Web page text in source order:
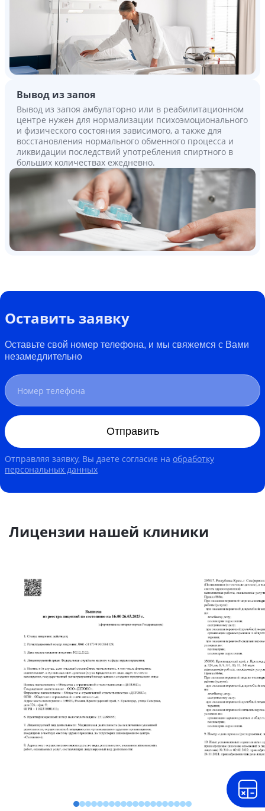
Вывод из запоя
Вывод из запоя амбулаторно или в реабилитационном
центре нужен для нормализации психоэмоционального
и физического состояния зависимого, а также для
восстановления нормального обменного процесса и
ликвидации последствий употребления спиртного в
больших количествах ежедневно.
Оставить заявку
Оставьте свой номер телефона, и мы свяжемся с Вами
незамедлительно
Отправить
Отправляя заявку, Вы даете согласие на обработку
персональных данных
Лицензии нашей клиники